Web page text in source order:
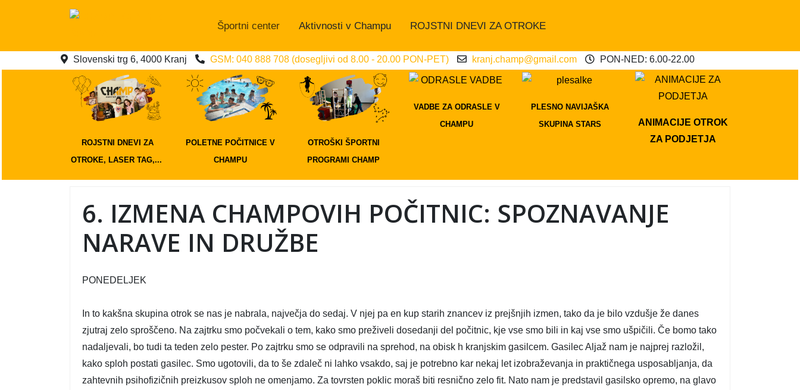
Športni center Aktivnosti v Champu ROJSTNI DNEVI ZA OTROKE
Slovenski trg 6, 4000 Kranj GSM: 040 888 708 (dosegljivi od 8.00 - 20.00 PON-PET) kranj.champ@gmail.com PON-NED: 6.00-22.00
ROJSTNI DNEVI ZA
OTROKE, LASER TAG,...
POLETNE POČITNICE V
CHAMPU
OTROŠKI ŠPORTNI
PROGRAMI CHAMP
VADBE ZA ODRASLE V
CHAMPU
PLESNO NAVIJAŠKA
SKUPINA STARS
ANIMACIJE OTROK
ZA PODJETJA
6. IZMENA CHAMPOVIH POČITNIC: SPOZNAVANJE
NARAVE IN DRUŽBE
PONEDELJEK
In to kakšna skupina otrok se nas je nabrala, največja do sedaj. V njej pa en kup starih znancev iz prejšnjih izmen, tako da je bilo vzdušje že danes
zjutraj zelo sproščeno. Na zajtrku smo počvekali o tem, kako smo preživeli dosedanji del počitnic, kje vse smo bili in kaj vse smo ušpičili. Če bomo tako
nadaljevali, bo tudi ta teden zelo pester. Po zajtrku smo se odpravili na sprehod, na obisk h kranjskim gasilcem. Gasilec Aljaž nam je najprej razložil,
kako sploh postati gasilec. Smo ugotovili, da to še zdaleč ni lahko vsakdo, saj je potrebno kar nekaj let izobraževanja in praktičnega usposabljanja, da
zahtevnih psihofizičnih preizkusov sploh ne omenjamo. Za tovrsten poklic moraš biti resnično zelo fit. Nato nam je predstavil gasilsko opremo, na glavo